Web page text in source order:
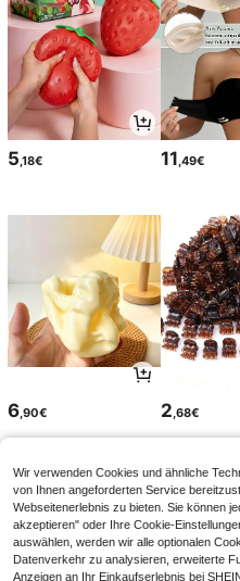
5 ,18€ 11 ,49€
6 ,90€ 2 ,68€
Wir verwenden Cookies und ähnliche
von Ihnen angeforderten Service
Webseitenerlebnis zu bieten. Sie können
akzeptieren" oder Ihre Cookie-
auswählen, werden wir alle optionalen
Datenverkehr zu analysieren, erweiterte
Anzeigen an Ihr Einkaufserlebnis bei